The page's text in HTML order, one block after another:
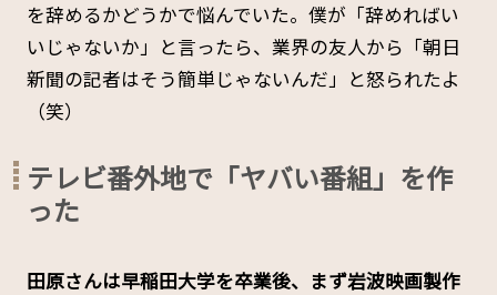
を辞めるかどうかで悩んでいた。僕が「辞めればい
いじゃないか」と言ったら、業界の友人から「朝日
新聞の記者はそう簡単じゃないんだ」と怒られたよ
（笑）
テレビ番外地で「ヤバい番組」を作
った
――田原さんは早稲田大学を卒業後、まず岩波映画製作